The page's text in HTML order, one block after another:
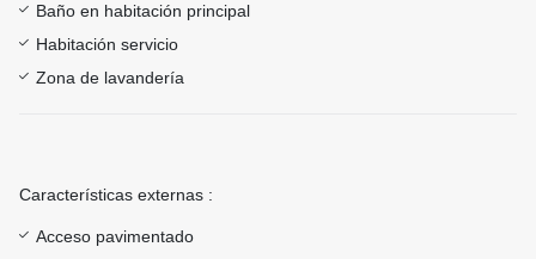
Baño en habitación principal
Habitación servicio
Zona de lavandería
Características externas :
Acceso pavimentado